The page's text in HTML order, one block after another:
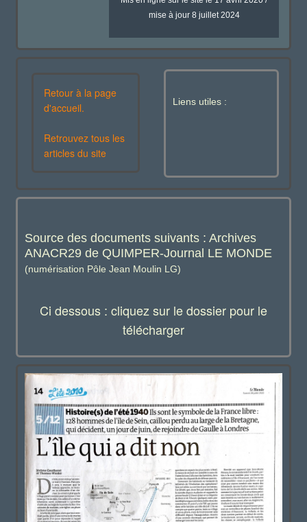
mise à jour 8 juillet 2024
Retour à la page
d'accueil.
Retrouvez tous les
articles du site
Liens utiles :
Source des documents suivants : Archives
ANACR29 de QUIMPER-Journal LE MONDE
(numérisation Pôle Jean Moulin LG)
Ci dessous : cliquez sur le dossier pour le
télécharger